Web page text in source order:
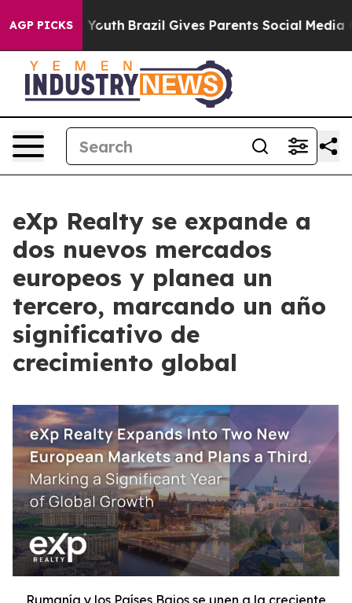
AGP PICKS
to Youth Brazil Gives Parents Social Media
eXp Realty se expande a
dos nuevos mercados
europeos y planea un
tercero, marcando un año
significativo de
crecimiento global